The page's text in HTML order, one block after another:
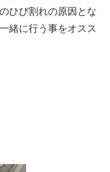
ひび割れの原因とな
緒に行う事をオスス